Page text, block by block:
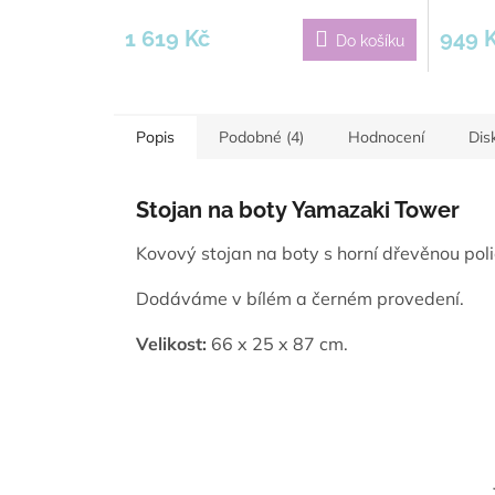
1 619 Kč Do košíku 949
Popis Podobné (4) Hodnocení
Stojan na boty Yamazaki Tower
Kovový stojan na boty s horní dřevěnou
Dodáváme v bílém a černém provedení.
Velikost: 66 x 25 x 87 cm.